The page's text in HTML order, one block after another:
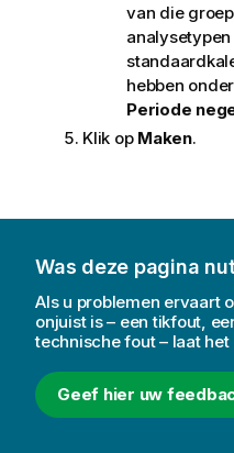
van die
hebben onder
Periode
Klik op Maken.
Was deze pagina
Als u problemen ervaart
onjuist is – een tikfout,
technische fout – laat het
Geef hier uw